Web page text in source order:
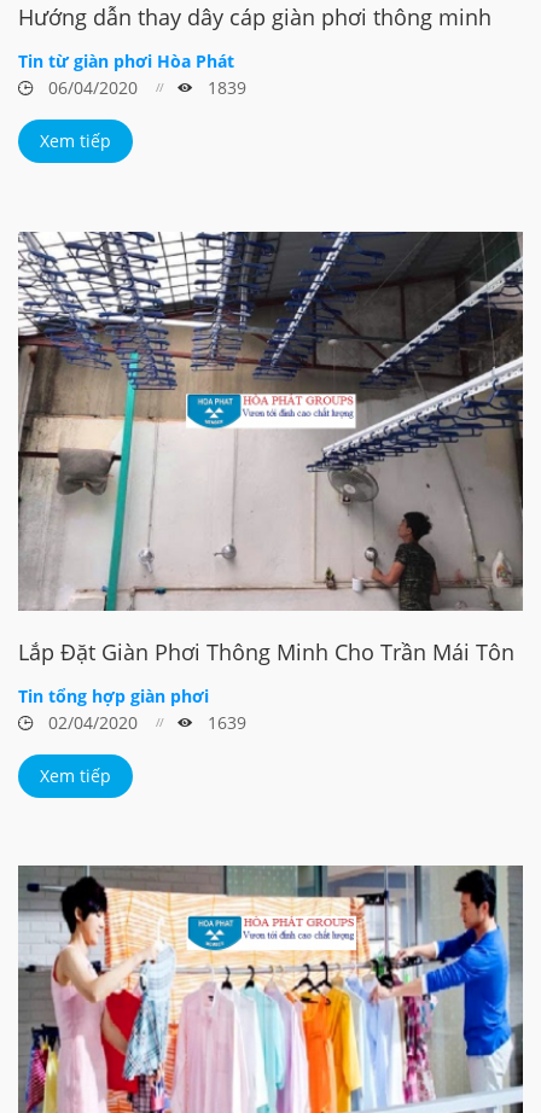
Hướng dẫn thay dây cáp giàn phơi thông minh
Tin từ giàn phơi Hòa Phát
06/04/2020
1839
Xem tiếp
Lắp Đặt Giàn Phơi Thông Minh Cho Trần Mái Tôn
Tin tổng hợp giàn phơi
02/04/2020
1639
Xem tiếp